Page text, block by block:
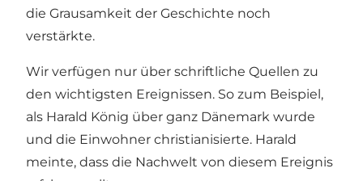
die Grausamkeit der Geschichte noch
verstärkte.
Wir verfügen nur über schriftliche Quellen zu
den wichtigsten Ereignissen. So zum Beispiel,
als Harald König über ganz Dänemark wurde
und die Einwohner christianisierte. Harald
meinte, dass die Nachwelt von diesem Ereignis